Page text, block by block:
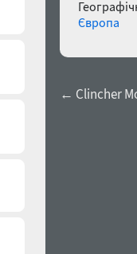
Європа
← Clincher